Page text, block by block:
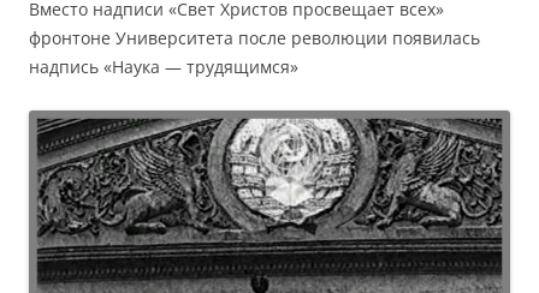
Вместо надписи «Свет Христов просвещает всех»
фронтоне Университета после революции появилась
надпись «Наука — трудящимся»